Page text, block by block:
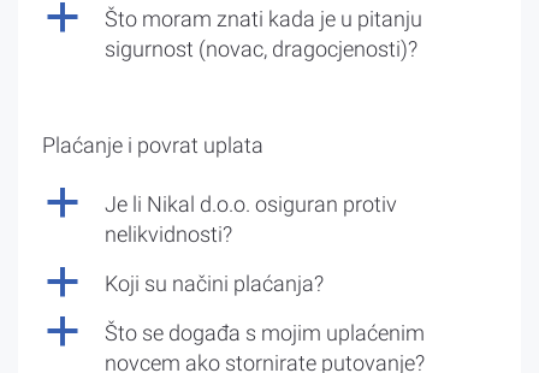
a
Što moram znati kada je u pitanju
sigurnost (novac, dragocjenosti)?
Plaćanje i povrat uplata
a
Je li Nikal d.o.o. osiguran protiv
nelikvidnosti?
a Koji su načini plaćanja?
a
Što se događa s mojim uplaćenim
novcem ako stornirate putovanje?